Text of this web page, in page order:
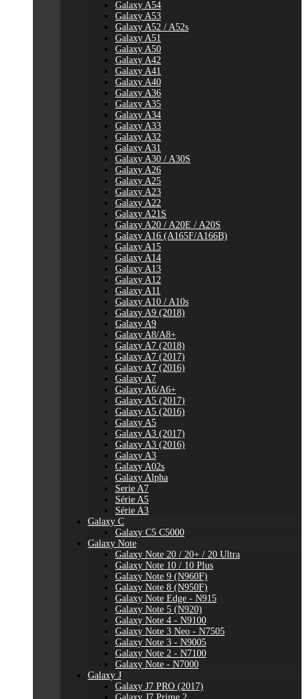
Galaxy A54
Galaxy A53
Galaxy A52 / A52s
Galaxy A51
Galaxy A50
Galaxy A42
Galaxy A41
Galaxy A40
Galaxy A36
Galaxy A35
Galaxy A34
Galaxy A33
Galaxy A32
Galaxy A31
Galaxy A30 / A30S
Galaxy A26
Galaxy A25
Galaxy A23
Galaxy A22
Galaxy A21S
Galaxy A20 / A20E / A20S
Galaxy A16 (A165F/A166B)
Galaxy A15
Galaxy A14
Galaxy A13
Galaxy A12
Galaxy A11
Galaxy A10 / A10s
Galaxy A9 (2018)
Galaxy A9
Galaxy A8/A8+
Galaxy A7 (2018)
Galaxy A7 (2017)
Galaxy A7 (2016)
Galaxy A7
Galaxy A6/A6+
Galaxy A5 (2017)
Galaxy A5 (2016)
Galaxy A5
Galaxy A3 (2017)
Galaxy A3 (2016)
Galaxy A3
Galaxy A02s
Galaxy Alpha
Serie A7
Série A5
Série A3
Galaxy C
Galaxy C5 C5000
Galaxy Note
Galaxy Note 20 / 20+ / 20 Ultra
Galaxy Note 10 / 10 Plus
Galaxy Note 9 (N960F)
Galaxy Note 8 (N950F)
Galaxy Note Edge - N915
Galaxy Note 5 (N920)
Galaxy Note 4 - N9100
Galaxy Note 3 Neo - N7505
Galaxy Note 3 - N9005
Galaxy Note 2 - N7100
Galaxy Note - N7000
Galaxy J
Galaxy J7 PRO (2017)